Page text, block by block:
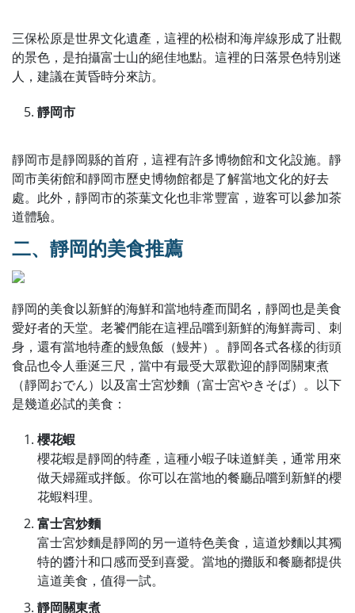
三保松原是世界文化遺產，這裡的松樹和海岸線形成了壯觀
的景色，是拍攝富士山的絕佳地點。這裡的日落景色特別迷
人，建議在黃昏時分來訪。
靜岡市
靜岡市是靜岡縣的首府，這裡有許多博物館和文化設施。靜
岡市美術館和靜岡市歷史博物館都是了解當地文化的好去
處。此外，靜岡市的茶葉文化也非常豐富，遊客可以參加茶
道體驗。
二、靜岡的美食推薦
靜岡的美食以新鮮的海鮮和當地特產而聞名，靜岡也是美食
愛好者的天堂。老饕們能在這裡品嚐到新鮮的海鮮壽司、刺
身，還有當地特產的鰻魚飯（鰻丼）。靜岡各式各樣的街頭
食品也令人垂涎三尺，當中有最受大眾歡迎的靜岡關東煮
（靜岡おでん）以及富士宮炒麵（富士宮やきそば）。以下
是幾道必試的美食：
櫻花蝦
櫻花蝦是靜岡的特產，這種小蝦子味道鮮美，通常用來
做天婦羅或拌飯。你可以在當地的餐廳品嚐到新鮮的櫻
花蝦料理。
富士宮炒麵
富士宮炒麵是靜岡的另一道特色美食，這道炒麵以其獨
特的醬汁和口感而受到喜愛。當地的攤販和餐廳都提供
這道美食，值得一試。
靜岡關東煮